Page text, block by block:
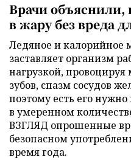
Врачи объяснили,
в жару без вреда
Ледяное и калорийное
заставляет организм
нагрузкой,
зубов, спазм сосудов
поэтому есть его
в умеренном
ВЗГЛЯД опрошенные
безопасном
время года.